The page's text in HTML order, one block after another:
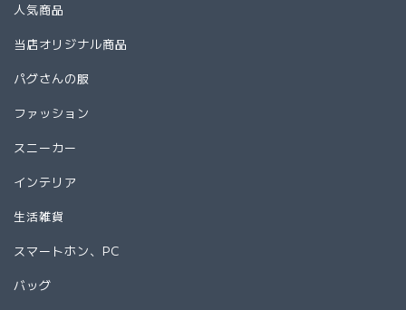
人気商品
当店オリジナル商品
パグさんの服
ファッション
スニーカー
インテリア
生活雑貨
スマートホン、PC
バッグ